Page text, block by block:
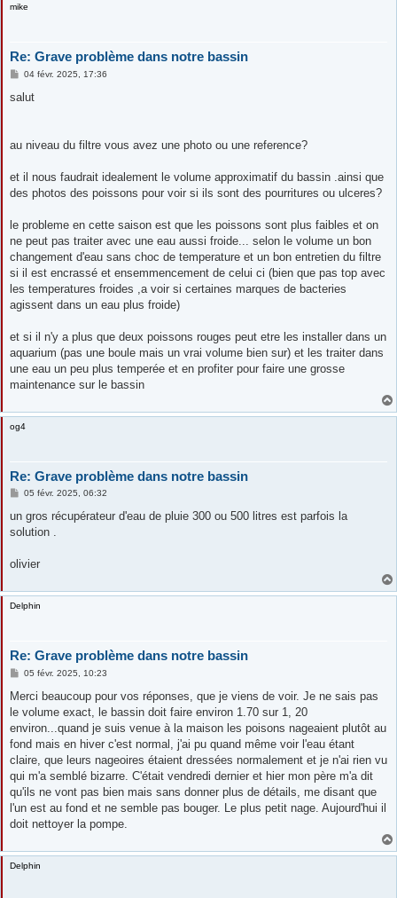
mike
Re: Grave problème dans notre bassin
M
s
04 févr. 2025, 17:36
salut
au niveau du filtre vous avez une photo ou une reference?
et il nous faudrait idealement le volume approximatif du bassin .ainsi que
des photos des poissons pour voir si ils sont des pourritures ou ulceres?
le probleme en cette saison est que les poissons sont plus faibles et on
ne peut pas traiter avec une eau aussi froide... selon le volume un bon
changement d'eau sans choc de temperature et un bon entretien du filtre
si il est encrassé et ensemmencement de celui ci (bien que pas top avec
les temperatures froides ,a voir si certaines marques de bacteries
agissent dans un eau plus froide)
et si il n'y a plus que deux poissons rouges peut etre les installer dans un
aquarium (pas une boule mais un vrai volume bien sur) et les traiter dans
une eau un peu plus temperée et en profiter pour faire une grosse
maintenance sur le bassin
og4
Re: Grave problème dans notre bassin
M
s
a
05 févr. 2025, 06:32
un gros récupérateur d'eau de pluie 300 ou 500 litres est parfois la
solution .
olivier
Delphin
Re: Grave problème dans notre bassin
M
s
a
g
05 févr. 2025, 10:23
Merci beaucoup pour vos réponses, que je viens de voir. Je ne sais pas
le volume exact, le bassin doit faire environ 1.70 sur 1, 20
environ...quand je suis venue à la maison les poisons nageaient plutôt au
fond mais en hiver c'est normal, j'ai pu quand même voir l'eau étant
claire, que leurs nageoires étaient dressées normalement et je n'ai rien vu
qui m'a semblé bizarre. C'était vendredi dernier et hier mon père m'a dit
qu'ils ne vont pas bien mais sans donner plus de détails, me disant que
l'un est au fond et ne semble pas bouger. Le plus petit nage. Aujourd'hui il
doit nettoyer la pompe.
Delphin